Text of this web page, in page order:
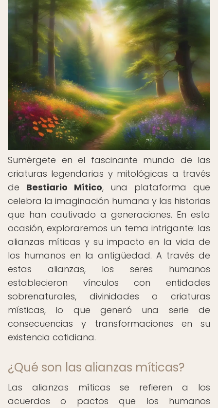
Sumérgete en el fascinante mundo de las
criaturas legendarias y mitológicas a través
de Bestiario Mítico, una plataforma que
celebra la imaginación humana y las historias
que han cautivado a generaciones. En esta
ocasión, exploraremos un tema intrigante: las
alianzas míticas y su impacto en la vida de
los humanos en la antigüedad. A través de
estas alianzas, los seres humanos
establecieron vínculos con entidades
sobrenaturales, divinidades o criaturas
místicas, lo que generó una serie de
consecuencias y transformaciones en su
existencia cotidiana.
¿Qué son las alianzas míticas?
Las alianzas míticas se refieren a los
acuerdos o pactos que los humanos